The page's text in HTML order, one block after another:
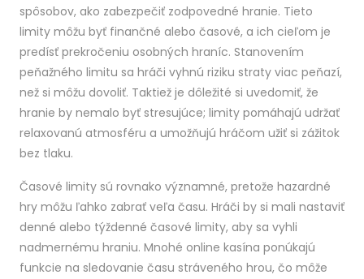
spôsobov, ako zabezpečiť zodpovedné hranie. Tieto
limity môžu byť finančné alebo časové, a ich cieľom je
predísť prekročeniu osobných hraníc. Stanovením
peňažného limitu sa hráči vyhnú riziku straty viac peňazí,
než si môžu dovoliť. Taktiež je dôležité si uvedomiť, že
hranie by nemalo byť stresujúce; limity pomáhajú udržať
relaxovanú atmosféru a umožňujú hráčom užiť si zážitok
bez tlaku.
Časové limity sú rovnako významné, pretože hazardné
hry môžu ľahko zabrať veľa času. Hráči by si mali nastaviť
denné alebo týždenné časové limity, aby sa vyhli
nadmernému hraniu. Mnohé online kasína ponúkajú
funkcie na sledovanie času stráveného hrou, čo môže